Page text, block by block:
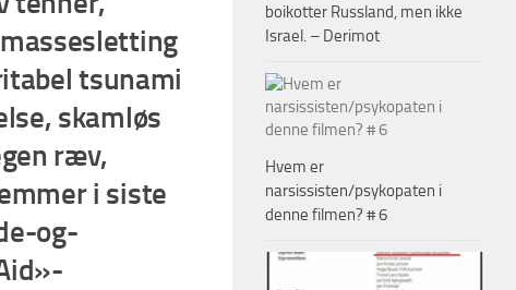
tsunami
skamløs
ræv,
i siste
og-
boikotter Russland, men ikke
Israel. – Derimot
Hvem er
narsissisten/psykopaten i
denne filmen? # 6